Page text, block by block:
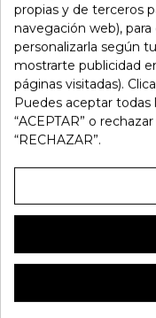
Fuera de stock 0
Referencia: 105343
Marca: Pitillos
Favorito 0
16 OTROS
propias y de terceros
navegación web),
personalizarla según
mostrarte publicidad
páginas visitadas).
Puedes aceptar todas
“ACEPTAR” o
“RECHAZAR”.